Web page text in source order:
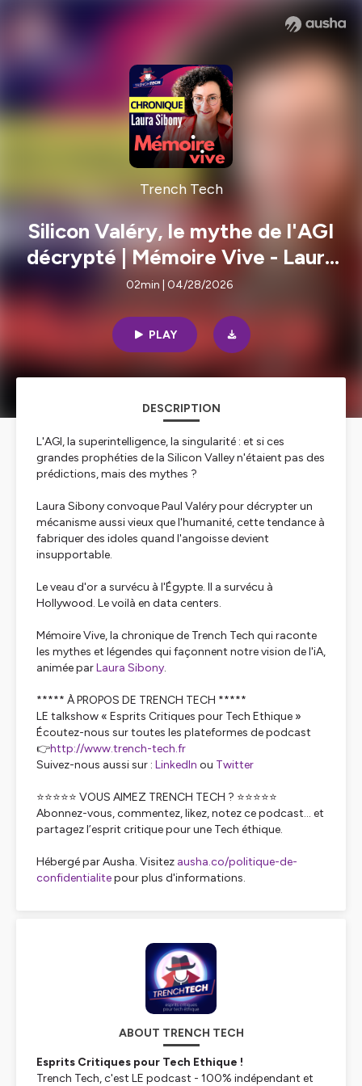
Trench Tech
Silicon Valéry, le mythe de l'AGI
décrypté | Mémoire Vive - Laura
Sibony
02min | 04/28/2026
PLAY
DESCRIPTION
L'AGI, la superintelligence, la singularité : et si ces
grandes prophéties de la Silicon Valley n'étaient pas des
prédictions, mais des mythes ?
Laura Sibony convoque Paul Valéry pour décrypter un
mécanisme aussi vieux que l'humanité, cette tendance à
fabriquer des idoles quand l'angoisse devient
insupportable.
Le veau d'or a survécu à l'Égypte. Il a survécu à
Hollywood. Le voilà en data centers.
Mémoire Vive, la chronique de Trench Tech qui raconte
les mythes et légendes qui façonnent notre vision de l'iA,
animée parLaura Sibony.
***** À PROPOS DE TRENCH TECH *****
LE talkshow « Esprits Critiques pour Tech Ethique »
Écoutez-nous sur toutes les plateformes de podcast
👉http://www.trench-tech.fr
Suivez-nous aussi sur : LinkedIn ou Twitter
⭐⭐⭐⭐⭐ VOUS AIMEZ TRENCH TECH ? ⭐⭐⭐⭐⭐
Abonnez-vous, commentez, likez, notez ce podcast… et
partagez l’esprit critique pour une Tech éthique.
Hébergé par Ausha. Visitez ausha.co/politique-de-
confidentialitepour plus d'informations.
ABOUT TRENCH TECH
Esprits Critiques pour Tech Ethique !
Trench Tech, c'est LE podcast - 100% indépendant et